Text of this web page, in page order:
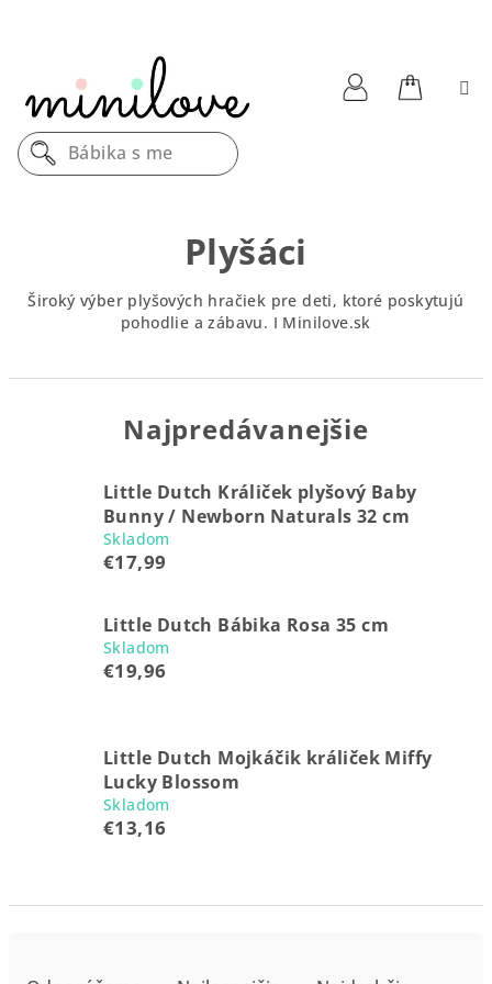
Drev
Plyšáci
Široký výber plyšových hračiek pre deti, ktoré poskytujú
pohodlie a zábavu. I Minilove.sk
Najpredávanejšie
Little Dutch Králiček plyšový Baby
Bunny / Newborn Naturals 32 cm
Skladom
€17,99
Little Dutch Bábika Rosa 35 cm
Skladom
€19,96
Little Dutch Mojkáčik králiček Miffy
Lucky Blossom
Skladom
€13,16